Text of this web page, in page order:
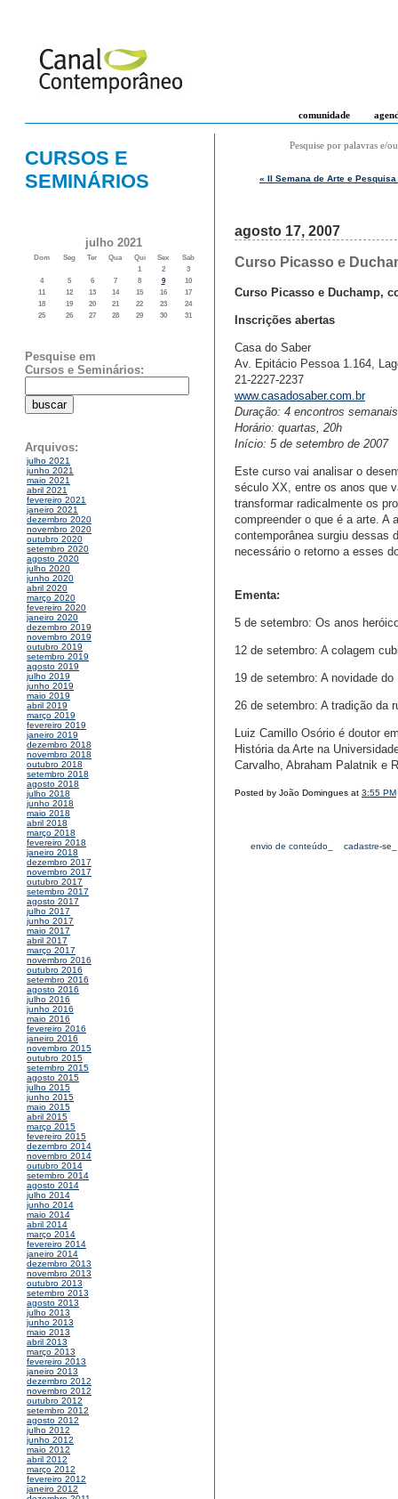
comunidade
CURSOS E
SEMINÁRIOS
julho 2021
Dom Seg Ter Qua Qui Sex
Sab
1
2
3
4
5 6 7 8 9
10
11
12 13 14 15 16
17
18
19 20 21 22 23
24
25
26 27 28 29 30 31
Pesquise em
Cursos e Seminários:
Arquivos:
julho 2021
junho 2021
maio 2021
abril 2021
fevereiro 2021
janeiro 2021
dezembro 2020
novembro 2020
outubro 2020
setembro 2020
agosto 2020
julho 2020
junho 2020
abril 2020
março 2020
fevereiro 2020
janeiro 2020
dezembro 2019
novembro 2019
outubro 2019
setembro 2019
agosto 2019
julho 2019
junho 2019
maio 2019
abril 2019
março 2019
fevereiro 2019
janeiro 2019
dezembro 2018
novembro 2018
outubro 2018
setembro 2018
agosto 2018
julho 2018
junho 2018
maio 2018
abril 2018
março 2018
fevereiro 2018
janeiro 2018
dezembro 2017
novembro 2017
outubro 2017
setembro 2017
agosto 2017
julho 2017
junho 2017
maio 2017
abril 2017
março 2017
novembro 2016
outubro 2016
setembro 2016
agosto 2016
julho 2016
junho 2016
maio 2016
fevereiro 2016
janeiro 2016
novembro 2015
outubro 2015
setembro 2015
agosto 2015
julho 2015
junho 2015
maio 2015
abril 2015
março 2015
fevereiro 2015
dezembro 2014
novembro 2014
outubro 2014
setembro 2014
agosto 2014
julho 2014
junho 2014
maio 2014
abril 2014
março 2014
fevereiro 2014
janeiro 2014
dezembro 2013
novembro 2013
outubro 2013
setembro 2013
agosto 2013
julho 2013
junho 2013
maio 2013
abril 2013
março 2013
fevereiro 2013
janeiro 2013
dezembro 2012
novembro 2012
outubro 2012
setembro 2012
agosto 2012
julho 2012
junho 2012
maio 2012
abril 2012
março 2012
fevereiro 2012
janeiro 2012
Pesquise por palavras e/
« II Semana de Arte e
agosto 17, 2007
Curso Picasso e
Curso Picasso e Duchamp,
Inscrições abertas
Casa do Saber
Av. Epitácio Pessoa 1.164,
21-2227-2237
www.casadosaber.com.br
Duração: 4 encontros semanais
Horário: quartas, 20h
Início: 5 de setembro de 2007
Este curso vai analisar o
século XX, entre os anos que
transformar radicalmente os
compreender o que é a arte. A
contemporânea surgiu dessas
necessário o retorno a esses
Ementa:
5 de setembro: Os anos
12 de setembro: A colagem
19 de setembro: A novidade do
26 de setembro: A tradição da
Luiz Camillo Osório é doutor
História da Arte na
Carvalho, Abraham Palatnik e
Posted by João Domingues at 3:55 PM
envio de conteúdo_ cadastre-se_